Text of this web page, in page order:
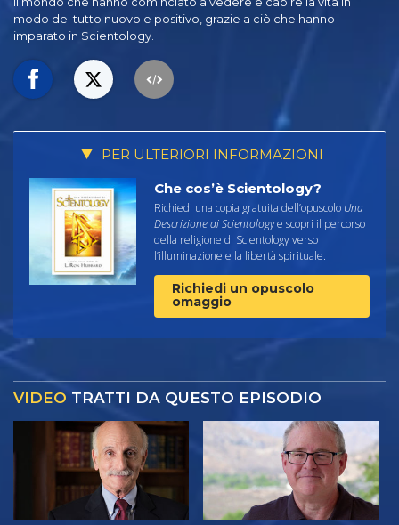
modo del tutto nuovo e positivo, grazie a ciò che hanno
imparato in Scientology.
PER ULTERIORI INFORMAZIONI
Che cos’è Scientology?
Richiedi una copia gratuita dell’opuscolo Una
Descrizione di Scientologye scopri il percorso
della religione di Scientology verso
l’illuminazione e la libertà spirituale.
Richiedi un opuscolo
omaggio
VIDEO TRATTI DA QUESTO EPISODIO